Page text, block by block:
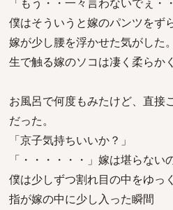
僕はそういうと嫁のパンツをずら
嫁が少し腰を浮かせた気がした。
生で触る嫁のソコは凄く柔らか
お風呂で何度もみたけど、直接
だった。
「京子気持ちいいか？」
「・・・・・・」嫁は堪らない
僕は少しずつ割れ目の中をゆっ
指が嫁の中に少し入った瞬間